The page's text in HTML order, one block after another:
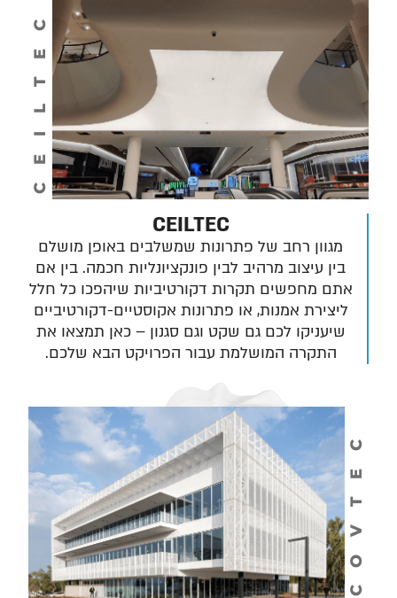
CEILTEC
CEILTEC
מגוון רחב של פתרונות שמשלבים באופן מושלם
בין עיצוב מרהיב לבין פונקציונליות חכמה. בין אם
אתם מחפשים תקרות דקורטיביות שיהפכו כל חלל
ליצירת אמנות, או פתרונות אקוסטיים-דקורטיביים
שיעניקו לכם גם שקט וגם סגנון – כאן תמצאו את
התקרה המושלמת עבור הפרויקט הבא שלכם.
COVTEC